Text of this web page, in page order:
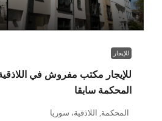
للإيجار
للإيجار مكتب مفروش في
المحكمة سابقا
المحكمة, اللاذقية، سوريا